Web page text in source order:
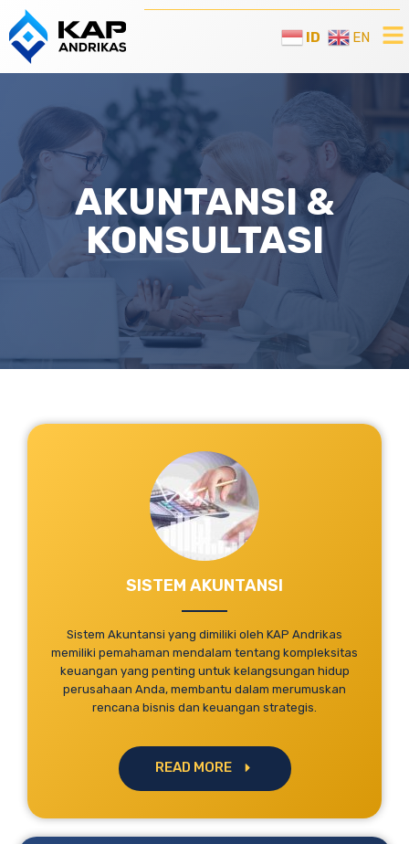
ID EN
AKUNTANSI &
KONSULTASI
SISTEM AKUNTANSI
Sistem Akuntansi yang dimiliki oleh KAP Andrikas
memiliki pemahaman mendalam tentang kompleksitas
keuangan yang penting untuk kelangsungan hidup
perusahaan Anda, membantu dalam merumuskan
rencana bisnis dan keuangan strategis.
READ MORE